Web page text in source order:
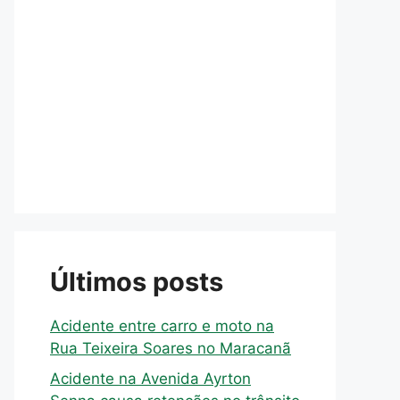
Últimos posts
Acidente entre carro e moto na
Rua Teixeira Soares no Maracanã
Acidente na Avenida Ayrton